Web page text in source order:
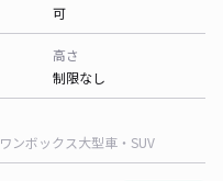
可
高さ
制限なし
ワンボックス大型車・SUV